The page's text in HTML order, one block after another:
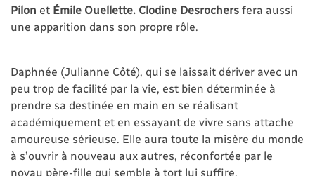
Pilon et Émile Ouellette. Clodine Desrochers fera aussi
une apparition dans son propre rôle.
Daphnée (Julianne Côté), qui se laissait dériver avec un
peu trop de facilité par la vie, est bien déterminée à
prendre sa destinée en main en se réalisant
académiquement et en essayant de vivre sans attache
amoureuse sérieuse. Elle aura toute la misère du monde
à s’ouvrir à nouveau aux autres, réconfortée par le
noyau père-fille qui semble à tort lui suffire.